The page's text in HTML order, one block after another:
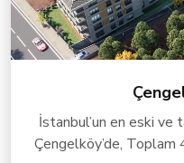
İstanbul’un en eski ve
Çengelköy’de,